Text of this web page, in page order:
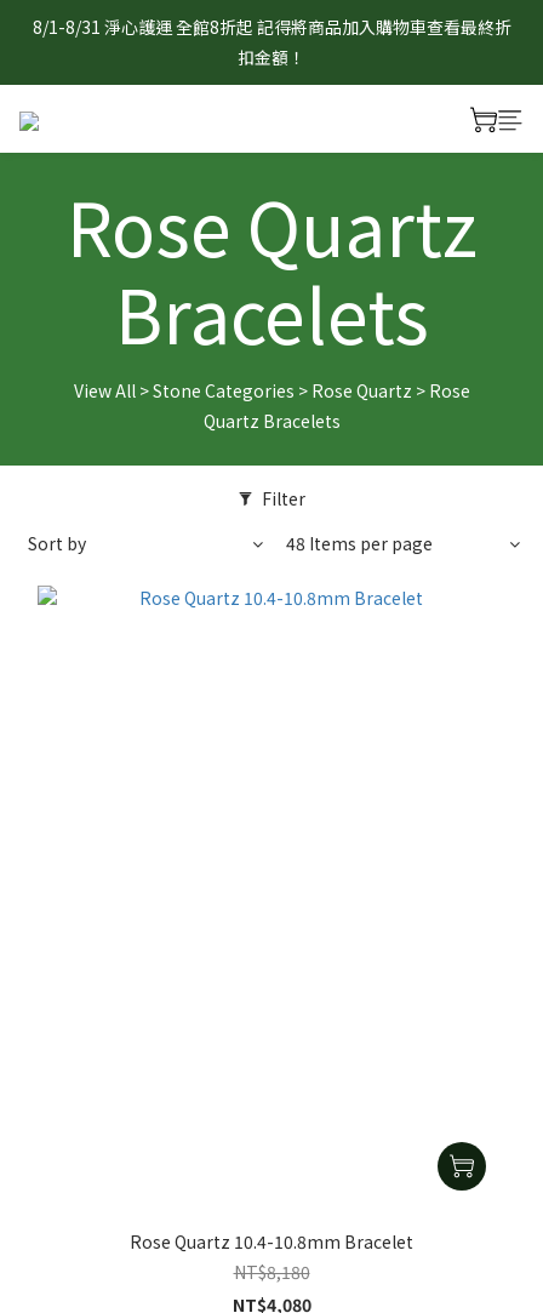
8/1-8/31 淨心護運 全館8折起 記得將商品加入購物車查看最終折
扣金額！
8/1-8/31 淨心護運 全館8折起 記得將商品加入購物車查看最終折
扣金額！
官網限定 滿1888元贈曜石守護小熊/狐狸吊飾乙個　贈品採隨機
8/1-8/31 淨心護運 全館8折起 記得將商品加入購物車查看最終折
扣金額！
Rose Quartz
Bracelets
View All>Stone Categories > Rose Quartz > Rose
Quartz Bracelets
Filter
Sort by
48 Items per page
Rose Quartz 10.4-10.8mm Bracelet
NT$8,180
NT$4,080